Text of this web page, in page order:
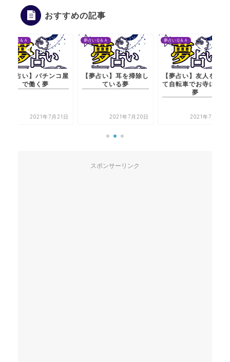
おすすめの記事
夢占いＱ＆Ａ
【夢占い】耳を掃除し
ている夢
2021年7月20日
夢占いＱ＆Ａ
【夢占い】友人を乗せ
て自転車でお寺に行く
2021年7月21日
夢占いＱ＆Ａ
【夢占い】パチンコ屋
で働く夢
2021年7月21日
スポンサーリンク